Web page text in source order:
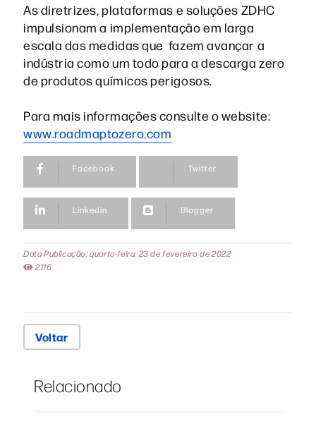
As diretrizes, plataformas e soluções ZDHC
impulsionam a implementação em larga
escala das medidas que fazem avançar a
indústria como um todo para a descarga zero
de produtos químicos perigosos.
Para mais informações consulte o website:
www.roadmaptozero.com
Facebook Twitter
Linkedin Blogger
Data Publicação: quarta-feira, 23 de fevereiro de 2022
2116
Voltar
Relacionado